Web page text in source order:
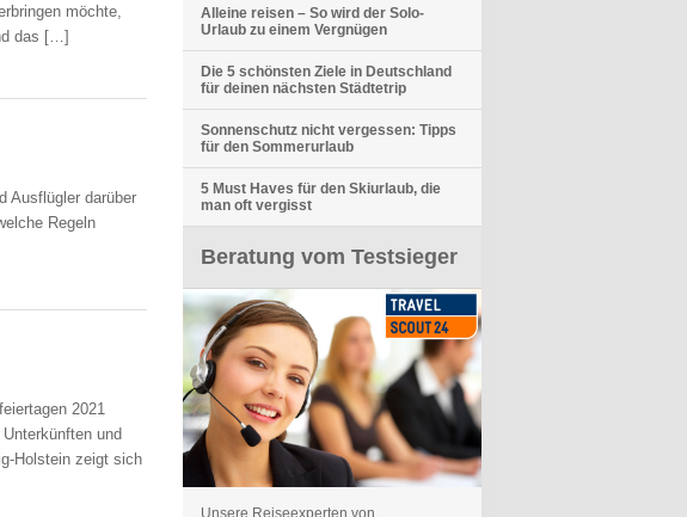
möchte,
das […]
Ausflügler darüber
Regeln
2021
und
Holstein zeigt sich
Alleine reisen – So wird der Solo-
Urlaub zu einem Vergnügen
Die 5 schönsten Ziele in Deutschland
für deinen nächsten Städtetrip
Sonnenschutz nicht vergessen: Tipps
für den Sommerurlaub
5 Must Haves für den Skiurlaub, die
man oft vergisst
Beratung vom Testsieger